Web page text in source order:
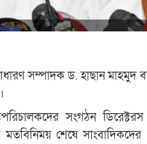
সম্পাদক ড. হাছান মাহমুদ
সংগঠন
মতবিনিময় শেষে